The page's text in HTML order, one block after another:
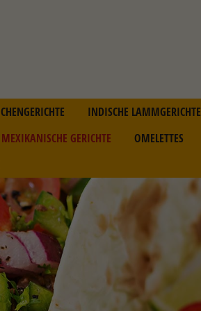
INDISCHE LAMMGERICHTE
MEXIKANISCHE GERICHTE OMELETTES